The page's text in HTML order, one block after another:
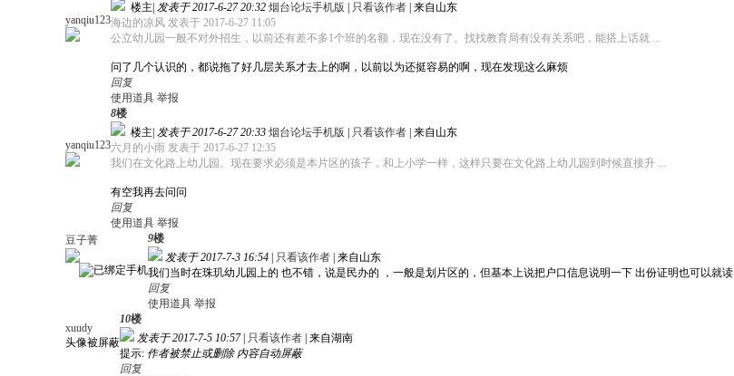
yanqiu123
楼主 发表于 2017-6-27 20:32 烟台论坛手机版 只看该作者 来自山东
海边的凉风 发表于 2017-6-27 11:05
公立幼儿园一般不对外招生，以前还有差不多1个班的名额，现在没有了。找找教育局有没有关系吧，能搭上话就 ...
问了几个认识的，都说拖了好几层关系才去上的啊，以前以为还挺容易的啊，现在发现这么麻烦
回复
使用道具 举报
yanqiu123
8楼
楼主 发表于 2017-6-27 20:33 烟台论坛手机版 只看该作者 来自山东
六月的小雨 发表于 2017-6-27 12:35
我们在文化路上幼儿园。现在要求必须是本片区的孩子，和上小学一样，这样只要在文化路上幼儿园到时候直接升 ...
有空我再去问问
回复
使用道具 举报
豆子菁
9楼
发表于 2017-7-3 16:54
只看该作者 来自山东
我们当时在珠玑幼儿园上的 也不错，说是民办的 ，一般是划片区的，但基本上说把户口信息说明一下 出份证明也可以就读
回复
使用道具 举报
xuudy
头像被屏蔽
10楼
发表于 2017-7-5 10:57
只看该作者 来自湖南
提示: 作者被禁止或删除 内容自动屏蔽
回复